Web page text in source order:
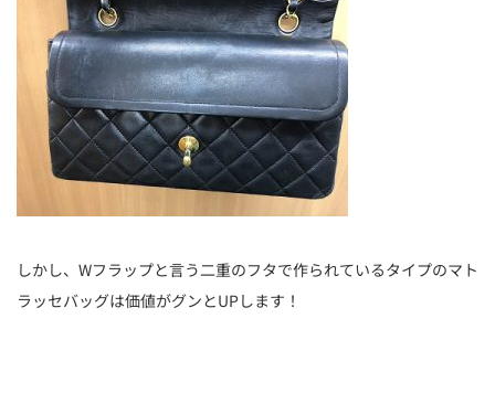
しかし、Wフラップと言う二重のフタで作られているタイプのマト
ラッセバッグは価値がグンとUPします！